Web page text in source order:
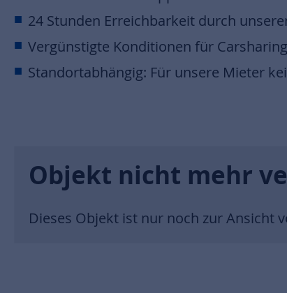
24 Stunden Erreichbarkeit durch
Vergünstigte Konditionen für
Standortabhängig: Für unsere Mieter
Objekt nicht mehr
Dieses Objekt ist nur noch zur Ansicht